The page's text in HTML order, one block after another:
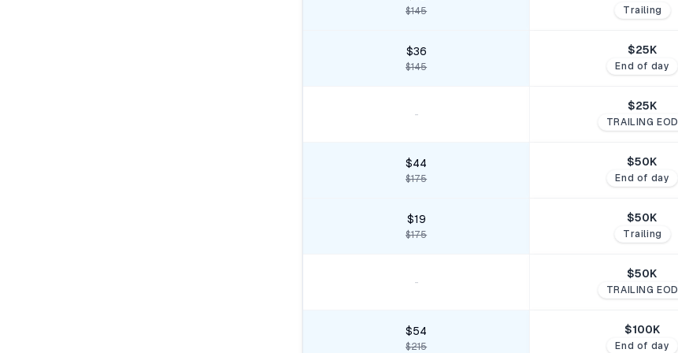
$145 Trailing
$36
$145
$25K
End of day
-
$25K
TRAILING EOD
$44
$175
$50K
End of day
$19
$175
$50K
Trailing
-
$50K
TRAILING EOD
$54
$215
$100K
End of day